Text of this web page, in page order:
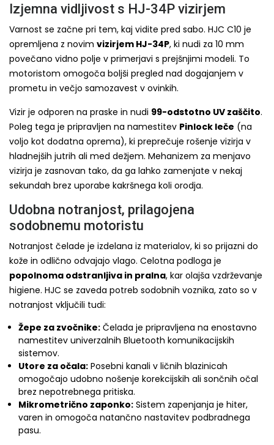
Izjemna vidljivost s HJ-34P vizirjem
Varnost se začne pri tem, kaj vidite pred sabo. HJC C10 je
opremljena z novim vizirjem HJ-34P, ki nudi za 10 mm
povečano vidno polje v primerjavi s prejšnjimi modeli. To
motoristom omogoča boljši pregled nad dogajanjem v
prometu in večjo samozavest v ovinkih.
Vizir je odporen na praske in nudi 99-odstotno UV zaščito.
Poleg tega je pripravljen na namestitev Pinlock leče (na
voljo kot dodatna oprema), ki preprečuje rošenje vizirja v
hladnejših jutrih ali med dežjem. Mehanizem za menjavo
vizirja je zasnovan tako, da ga lahko zamenjate v nekaj
sekundah brez uporabe kakršnega koli orodja.
Udobna notranjost, prilagojena
sodobnemu motoristu
Notranjost čelade je izdelana iz materialov, ki so prijazni do
kože in odlično odvajajo vlago. Celotna podloga je
popolnoma odstranljiva in pralna, kar olajša vzdrževanje
higiene. HJC se zaveda potreb sodobnih voznika, zato so v
notranjost vključili tudi:
Žepe za zvočnike: Čelada je pripravljena na enostavno
namestitev univerzalnih Bluetooth komunikacijskih
sistemov.
Utore za očala: Posebni kanali v ličnih blazinicah
omogočajo udobno nošenje korekcijskih ali sončnih očal
brez nepotrebnega pritiska.
Mikrometrično zaponko: Sistem zapenjanja je hiter,
varen in omogoča natančno nastavitev podbradnega
pasu.